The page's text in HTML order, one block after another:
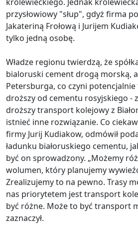
przysłowiowy "słup", gdyż firma
Jakateriną Frołową i Jurijem
tylko jedną osobę.
Władze regionu twierdzą, że
bialoruski cement drogą morską,
Petersburga, co czyni potencjalnie
droższy od cementu rosyjskiego -
droższy transport kolejowy z
istnieć inne rozwiązanie. Co
firmy Jurij Kudiakow, odmówił
ładunku białoruskiego cementu,
być on sprowadzony. „Możemy
wolumen, który planujemy
Zrealizujemy to na pewno. Trasy
nas priorytetem jest transport
być różne. Może to być transport
zaznaczył.